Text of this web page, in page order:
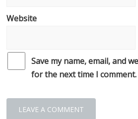
Website
Save my name, email, and
for the next time I comment.